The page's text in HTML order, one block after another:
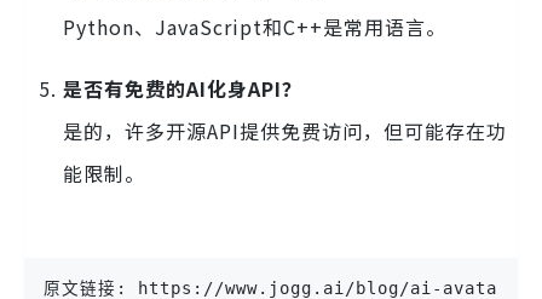
Python、JavaScript和C++是常用语言。
是否有免费的AI化身API？
是的，许多开源API提供免费访问，但可能存在功
能限制。
原文链接: https://www.jogg.ai/blog/ai-avatar-